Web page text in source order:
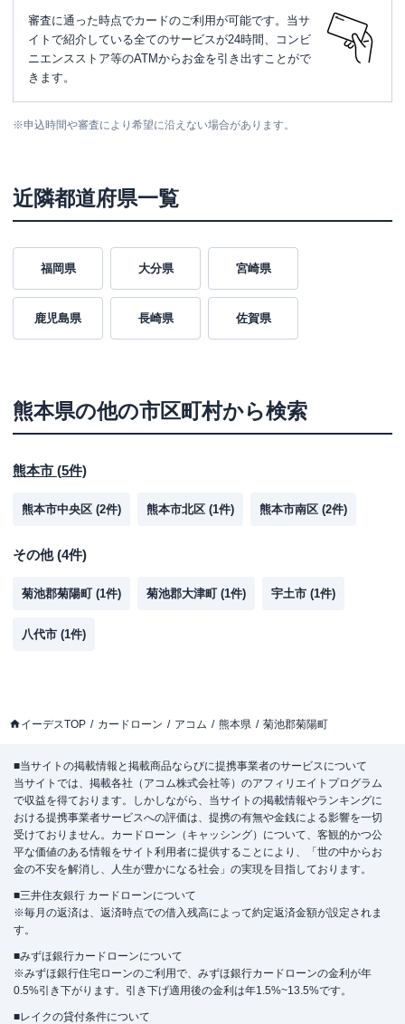
審査に通った時点でカードのご利用が可能です。当サ
イトで紹介している全てのサービスが24時間、コンビ
ニエンスストア等のATMからお金を引き出すことがで
きます。
※申込時間や審査により希望に沿えない場合があります。
近隣都道府県一覧
福岡県 大分県 宮崎県
鹿児島県 長崎県 佐賀県
熊本県の他の市区町村から検索
熊本市 (5件)
熊本市中央区 (2件) 熊本市北区 (1件) 熊本市南区 (2件)
その他(4件)
菊池郡菊陽町 (1件) 菊池郡大津町 (1件) 宇土市 (1件)
八代市 (1件)
イーデスTOP カードローン アコム 熊本県 菊池郡菊陽町
■当サイトの掲載情報と掲載商品ならびに提携事業者のサービスについて
当サイトでは、掲載各社（アコム株式会社等）のアフィリエイトプログラム
で収益を得ております。しかしながら、当サイトの掲載情報やランキングに
おける提携事業者サービスへの評価は、提携の有無や金銭による影響を一切
受けておりません。カードローン（キャッシング）について、客観的かつ公
平な価値のある情報をサイト利用者に提供することにより、「世の中からお
金の不安を解消し、人生が豊かになる社会」の実現を目指しております。
■三井住友銀行 カードローンについて
※毎月の返済は、返済時点での借入残高によって約定返済金額が設定されま
す。
■みずほ銀行カードローンについて
※みずほ銀行住宅ローンのご利用で、みずほ銀行カードローンの金利が年
0.5%引き下がります。引き下げ適用後の金利は年1.5%~13.5%です。
■レイクの貸付条件について